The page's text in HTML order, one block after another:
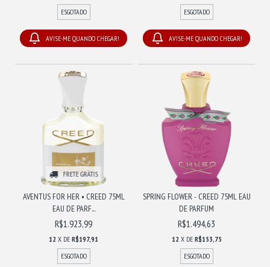
ESGOTADO
AVISE-ME QUANDO CHEGAR!
ESGOTADO
AVISE-ME QUANDO CHEGAR!
FRETE GRÁTIS
AVENTUS FOR HER • CREED 75ML
EAU DE PARF...
R$1.923,99
12 X DE R$197,91
ESGOTADO
SPRING FLOWER - CREED 75ML EAU
DE PARFUM
R$1.494,63
12 X DE R$153,75
ESGOTADO